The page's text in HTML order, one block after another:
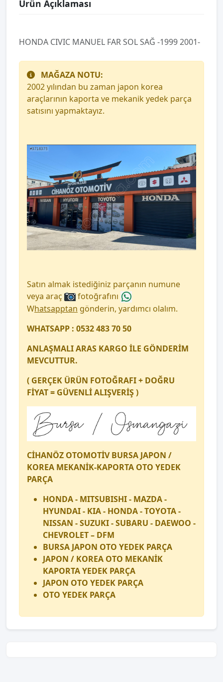
Ürün Açıklaması
HONDA CIVIC MANUEL FAR SOL SAĞ -1999 2001-
MAĞAZA NOTU:
2002 yılından bu zaman japon korea
araçlarının kaporta ve mekanik yedek parça
satısını yapmaktayız.
Satın almak istediğiniz parçanın numune
veya araç
fotoğrafını
Whatsapptan gönderin, yardımcı olalım.
WHATSAPP : 0532 483 70 50
ANLAŞMALI ARAS KARGO İLE GÖNDERİM
MEVCUTTUR.
( GERÇEK ÜRÜN FOTOĞRAFI + DOĞRU
FİYAT = GÜVENLİ ALIŞVERİŞ )
CİHANÖZ OTOMOTİV BURSA JAPON /
KOREA MEKANİK-KAPORTA OTO YEDEK
PARÇA
HONDA - MITSUBISHI - MAZDA -
HYUNDAI - KIA - HONDA - TOYOTA -
NISSAN - SUZUKI - SUBARU - DAEWOO -
CHEVROLET – DFM
BURSA JAPON OTO YEDEK PARÇA
JAPON / KOREA OTO MEKANİK
KAPORTA YEDEK PARÇA
JAPON OTO YEDEK PARÇA
OTO YEDEK PARÇA